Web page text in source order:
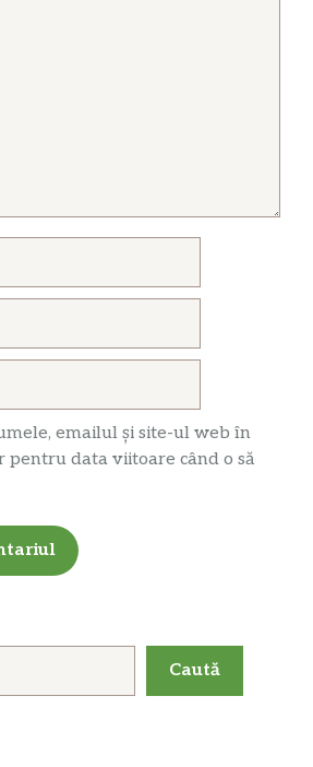
emailul și site-ul web în
pentru data viitoare când o să
Caută